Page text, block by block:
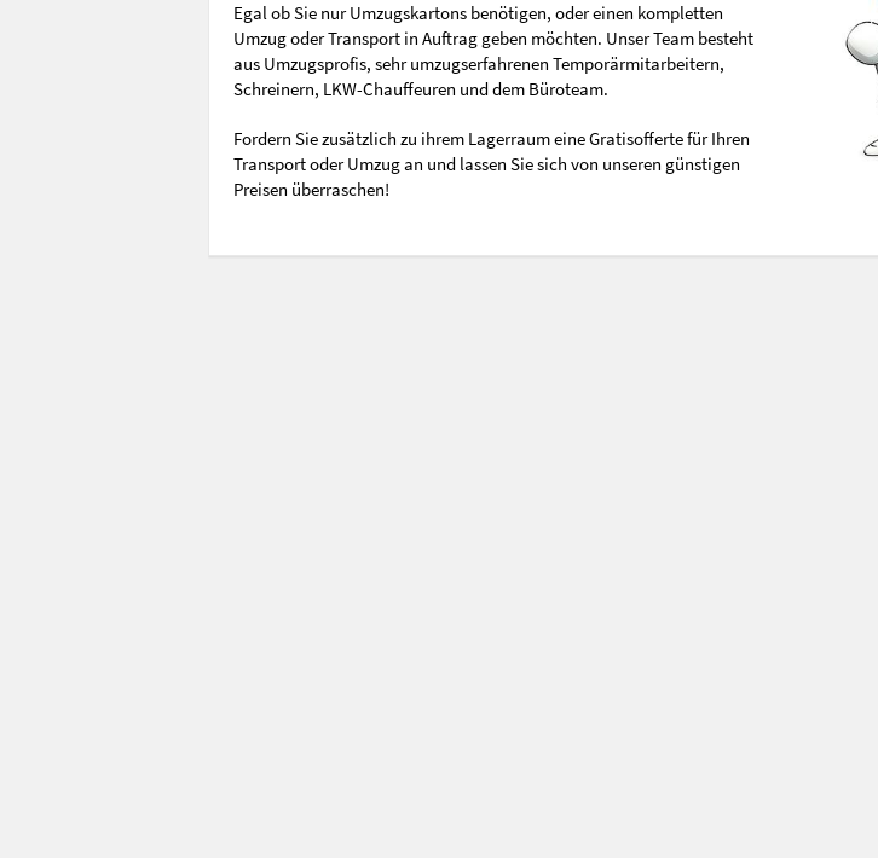
Egal ob Sie nur Umzugskartons benötigen, oder einen kompletten
Umzug oder Transport in Auftrag geben möchten. Unser Team besteht
aus Umzugsprofis, sehr umzugserfahrenen Temporärmitarbeitern,
Schreinern, LKW-Chauffeuren und dem Büroteam.
Fordern Sie zusätzlich zu ihrem Lagerraum eine Gratisofferte für Ihren
Transport oder Umzug an und lassen Sie sich von unseren günstigen
Preisen überraschen!